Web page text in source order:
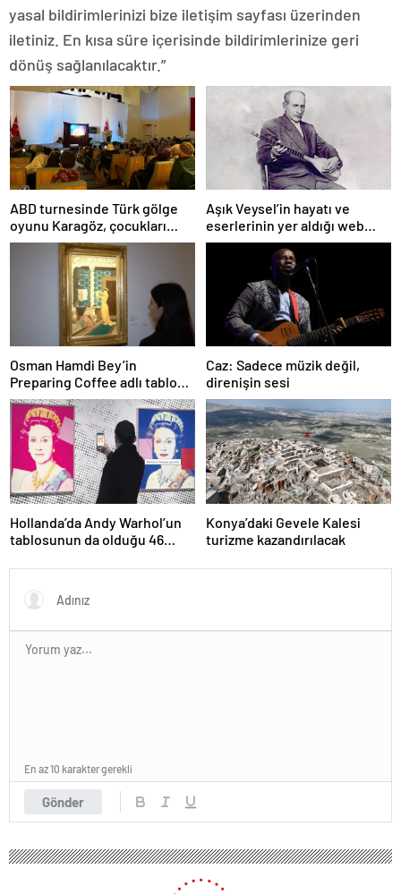
yasal bildirimlerinizi bize iletişim sayfası üzerinden
iletiniz. En kısa süre içerisinde bildirimlerinize geri
dönüş sağlanılacaktır.”
ABD turnesinde Türk gölge
oyunu Karagöz, çocukları
büyüledi
Aşık Veysel’in hayatı ve
eserlerinin yer aldığı web
portalı hizmete girdi
Osman Hamdi Bey’in
Preparing Coffee adlı tablosu
75 milyon liraya satışa
sunuldu
Caz: Sadece müzik değil,
direnişin sesi
Hollanda’da Andy Warhol’un
tablosunun da olduğu 46
Konya’daki Gevele Kalesi
turizme kazandırılacak
Gönder
En az 10 karakter gerekli